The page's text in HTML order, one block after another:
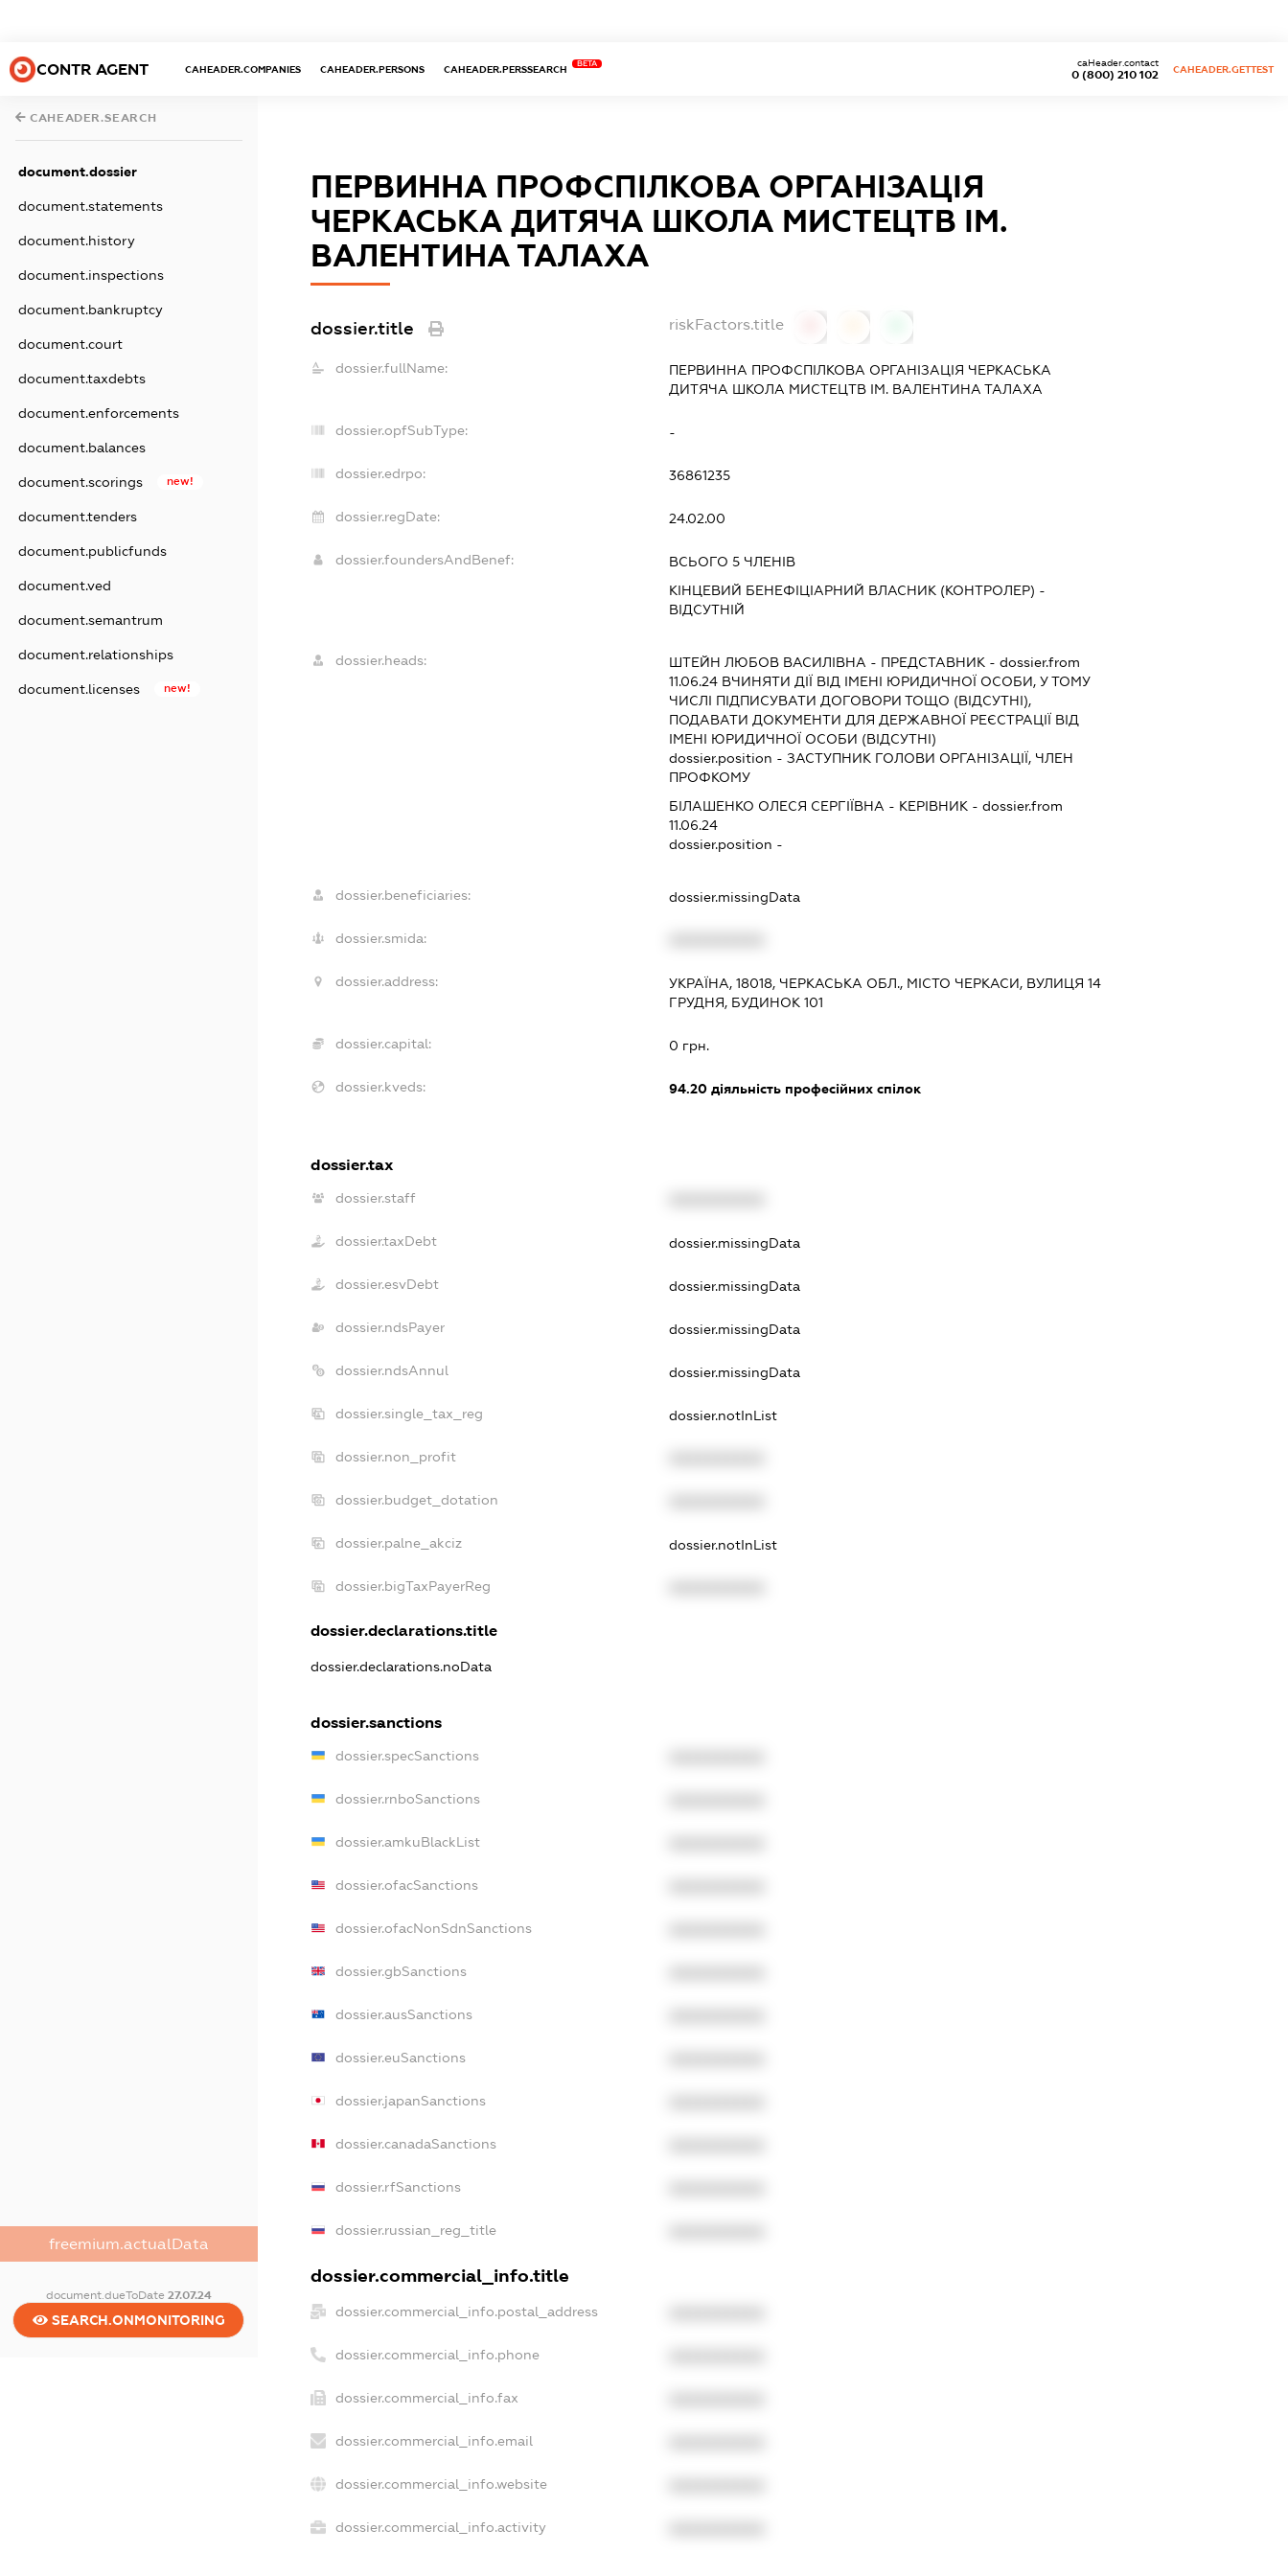
CONTR AGENT CAHEADER.COMPANIES CAHEADER.PERSONS CAHEADER.PERSSEARCH
BETA
0 (800) 210 102
caHeader.contact
CAHEADER.GETTEST
CAHEADER.SEARCH
document.dossier
document.statements
document.history
document.inspections
document.bankruptcy
document.court
document.taxdebts
document.enforcements
document.balances
document.scorings new!
document.tenders
document.publicfunds
document.ved
document.semantrum
document.relationships
document.licenses new!
freemium.actualData
document.dueToDate 27.07.24
SEARCH.ONMONITORING
ПЕРВИННА ПРОФСПІЛКОВА ОРГАНІЗАЦІЯ
ЧЕРКАСЬКА ДИТЯЧА ШКОЛА МИСТЕЦТВ ІМ.
ВАЛЕНТИНА ТАЛАХА
dossier.title riskFactors.title
dossier.fullName:
ПЕРВИННА ПРОФСПІЛКОВА ОРГАНІЗАЦІЯ ЧЕРКАСЬКА
ДИТЯЧА ШКОЛА МИСТЕЦТВ ІМ. ВАЛЕНТИНА ТАЛАХА
dossier.opfSubType: -
dossier.edrpo: 36861235
dossier.regDate: 24.02.00
dossier.foundersAndBenef:
ВСЬОГО 5 ЧЛЕНІВ
КІНЦЕВИЙ БЕНЕФІЦІАРНИЙ ВЛАСНИК (КОНТРОЛЕР) -
ВІДСУТНІЙ
dossier.heads: ШТЕЙН ЛЮБОВ ВАСИЛІВНА - ПРЕДСТАВНИК- dossier.from
11.06.24ВЧИНЯТИ ДІЇ ВІД ІМЕНІ ЮРИДИЧНОЇ ОСОБИ, У ТОМУ
ЧИСЛІ ПІДПИСУВАТИ ДОГОВОРИ ТОЩО (ВІДСУТНІ),
ПОДАВАТИ ДОКУМЕНТИ ДЛЯ ДЕРЖАВНОЇ РЕЄСТРАЦІЇ ВІД
ІМЕНІ ЮРИДИЧНОЇ ОСОБИ (ВІДСУТНІ)
dossier.position - ЗАСТУПНИК ГОЛОВИ ОРГАНІЗАЦІЇ, ЧЛЕН
ПРОФКОМУ
БІЛАШЕНКО ОЛЕСЯ СЕРГІЇВНА - КЕРІВНИК- dossier.from
11.06.24
dossier.position -
dossier.beneficiaries: dossier.missingData
dossier.smida:
dossier.address:
УКРАЇНА, 18018, ЧЕРКАСЬКА ОБЛ., МІСТО ЧЕРКАСИ, ВУЛИЦЯ 14
ГРУДНЯ, БУДИНОК 101
dossier.capital: 0 грн.
dossier.kveds: 94.20діяльність професійних спілок
dossier.tax
dossier.staff
dossier.taxDebt dossier.missingData
dossier.esvDebt dossier.missingData
dossier.ndsPayer dossier.missingData
dossier.ndsAnnul dossier.missingData
dossier.single_tax_reg dossier.notInList
dossier.non_profit
dossier.budget_dotation
dossier.palne_akciz dossier.notInList
dossier.bigTaxPayerReg
dossier.declarations.title
dossier.declarations.noData
dossier.sanctions
dossier.specSanctions
dossier.rnboSanctions
dossier.amkuBlackList
dossier.ofacSanctions
dossier.ofacNonSdnSanctions
dossier.gbSanctions
dossier.ausSanctions
dossier.euSanctions
dossier.japanSanctions
dossier.canadaSanctions
dossier.rfSanctions
dossier.russian_reg_title
dossier.commercial_info.title
dossier.commercial_info.postal_address
dossier.commercial_info.phone
dossier.commercial_info.fax
dossier.commercial_info.email
dossier.commercial_info.website
dossier.commercial_info.activity